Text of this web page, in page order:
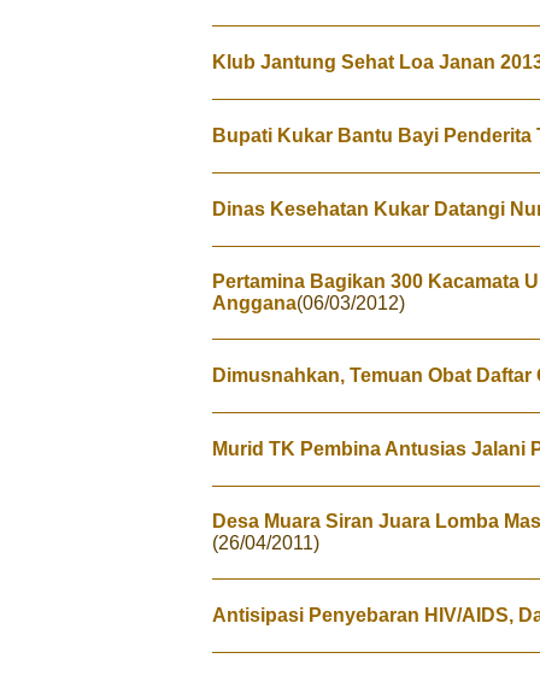
Klub Jantung Sehat Loa Janan
Bupati Kukar Bantu Bayi Penderita
Dinas Kesehatan Kukar Datangi
Pertamina Bagikan 300 Kacamata
Anggana(06/03/2012)
Dimusnahkan, Temuan Obat Daftar
Murid TK Pembina Antusias Jalani
Desa Muara Siran Juara Lomba
(26/04/2011)
Antisipasi Penyebaran HIV/AIDS,